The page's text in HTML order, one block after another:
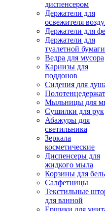
диспенсером
Держатели для
освежителя
Держатели для
Держатели для
туалетной бумаги
Ведра для мусора
Карнизы для
поддонов
Сидения для
Мыльницы для
Сушилки для рук
Абажуры для
светильника
Зеркала
косметические
Диспенсеры для
жидкого мыла
Корзины для
Салфетницы
Текстильные
для ванной
Ершики для